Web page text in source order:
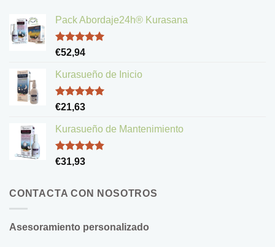
Pack Abordaje24h® Kurasana
Valorado
de 5
€52,94
Kurasueño de Inicio
Valorado
de 5
€21,63
Kurasueño de Mantenimiento
Valorado
€31,93
CONTACTA CON NOSOTROS
Asesoramiento personalizado